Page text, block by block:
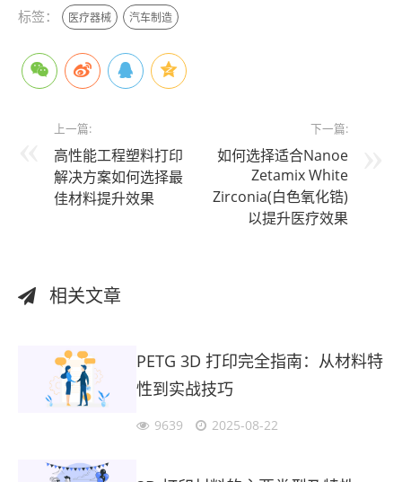
标签： 医疗器械 汽车制造
上一篇:
高性能工程塑料打印
解决方案如何选择最
佳材料提升效果
下一篇:
如何选择适合Nanoe
Zetamix White
Zirconia(白色氧化锆)
以提升医疗效果
相关文章
PETG 3D 打印完全指南：从材料特
性到实战技巧
9639 2025-08-22